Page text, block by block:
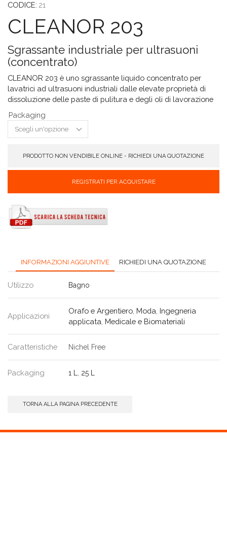
CODICE: 21
CLEANOR 203
Sgrassante industriale per ultrasuoni
(concentrato)
CLEANOR 203 è uno sgrassante liquido concentrato per
lavatrici ad ultrasuoni industriali dalle elevate proprietà di
dissoluzione delle paste di pulitura e degli oli di lavorazione
Packaging
PRODOTTO NON VENDIBILE ONLINE - RICHIEDI UNA QUOTAZIONE
REGISTRATI PER ACQUISTARE
INFORMAZIONI AGGIUNTIVE RICHIEDI UNA QUOTAZIONE
Utilizzo Bagno
Applicazioni
Orafo e Argentiero, Moda Ingegneria
applicata Medicale e Biomateriali
Caratteristiche Nichel Free
Packaging 1 L 25 L
TORNA ALLA PAGINA PRECEDENTE